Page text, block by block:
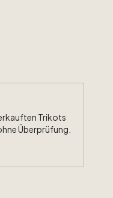
Trikots
Überprüfung.